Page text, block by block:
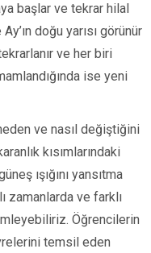
başlar ve tekrar hilal
doğu yarısı görünür
ve her biri
ise yeni
ve nasıl değiştiğini
kısımlarındaki
ışığını yansıtma
zamanlarda ve farklı
Öğrencilerin
temsil eden